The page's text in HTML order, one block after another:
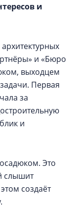
и
и «Бюро
выходцем
Первая
за
и
Это
слышит
создаёт